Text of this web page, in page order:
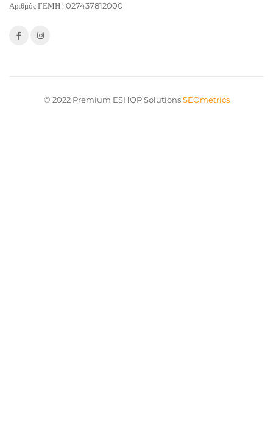
Αριθμός ΓΕΜΗ : 027437812000
© 2022 Premium ESHOP SolutionsSEOmetrics